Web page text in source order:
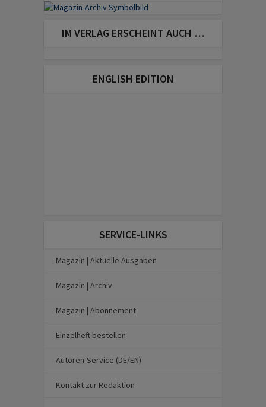
IM VERLAG ERSCHEINT AUCH …
ENGLISH EDITION
SERVICE-LINKS
Magazin | Aktuelle Ausgaben
Magazin | Archiv
Magazin | Abonnement
Einzelheft bestellen
Autoren-Service (DE/EN)
Kontakt zur Redaktion